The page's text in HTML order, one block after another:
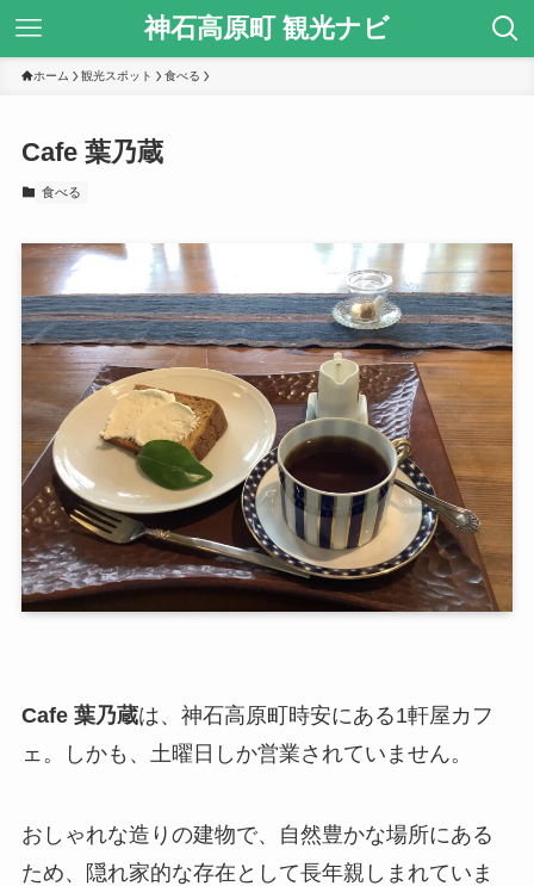
神石高原町 観光ナビ
ホーム 観光スポット 食べる
Cafe 葉乃蔵
食べる
Cafe 葉乃蔵は、神石高原町時安にある1軒屋カフ
ェ。しかも、土曜日しか営業されていません。
おしゃれな造りの建物で、自然豊かな場所にある
ため、隠れ家的な存在として長年親しまれていま